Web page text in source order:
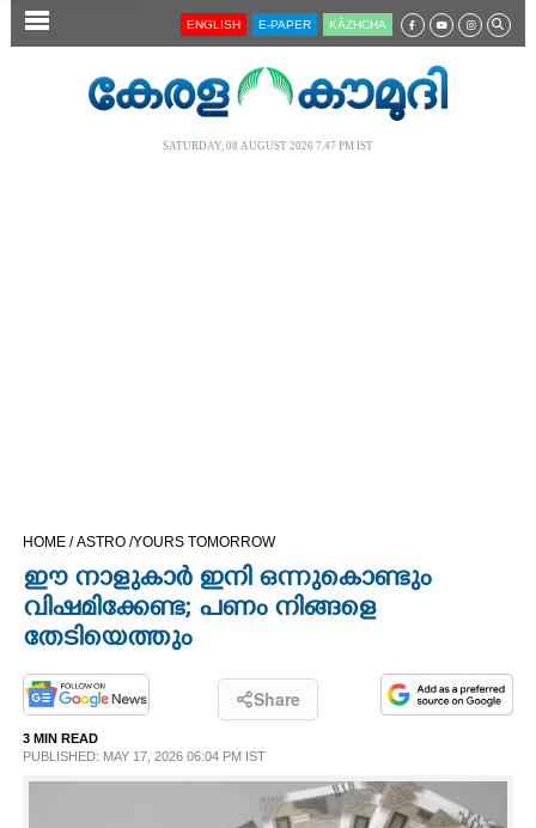
SECTIONS
OPINION
PHOTOS
LIFESTYLE
ENGLISH E-PAPER KĀZHCHA
SATURDAY, 08 AUGUST 2026 7.47 PM IST
HOME /ASTRO /YOURS TOMORROW
ഈ നാളുകാർ ഇനി ഒന്നുകൊണ്ടും
വിഷമിക്കേണ്ട; പണം നിങ്ങളെ
തേടിയെത്തും
Share
3 MIN READ
PUBLISHED: MAY 17, 2026 06:04 PM IST